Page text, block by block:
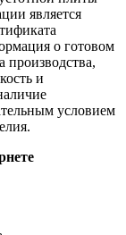
является
о готовом
производства,
и
условием